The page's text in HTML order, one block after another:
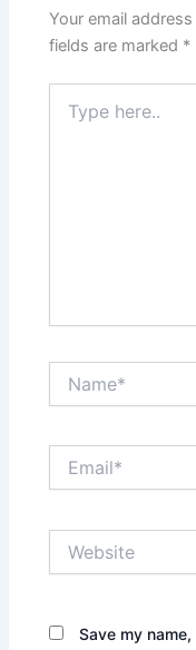
Your email
fields are marked *
here..
Save my